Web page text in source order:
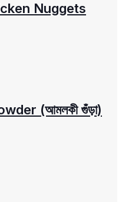
Nuggets
(আমলকী গুঁড়া)